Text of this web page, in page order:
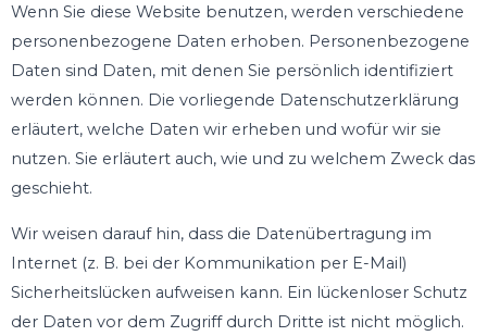
Wenn Sie diese Website benutzen, werden verschiedene
personenbezogene Daten erhoben. Personenbezogene
Daten sind Daten, mit denen Sie persönlich identifiziert
werden können. Die vorliegende Datenschutzerklärung
erläutert, welche Daten wir erheben und wofür wir sie
nutzen. Sie erläutert auch, wie und zu welchem Zweck das
geschieht.
Wir weisen darauf hin, dass die Datenübertragung im
Internet (z. B. bei der Kommunikation per E-Mail)
Sicherheitslücken aufweisen kann. Ein lückenloser Schutz
der Daten vor dem Zugriff durch Dritte ist nicht möglich.